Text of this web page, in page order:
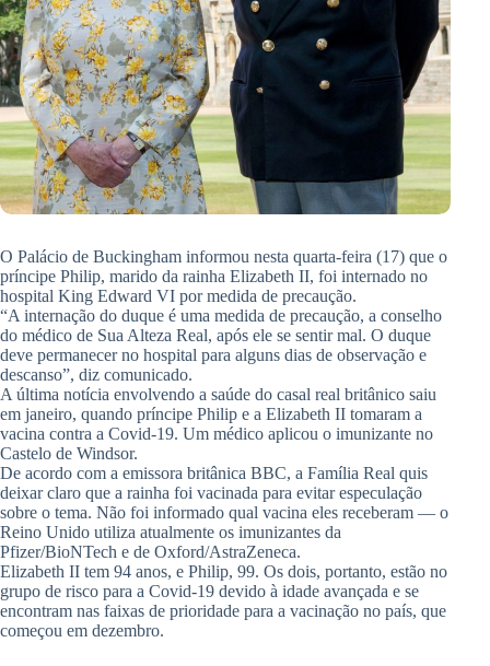
O Palácio de Buckingham informou nesta quarta-feira (17) que o
príncipe Philip, marido da rainha Elizabeth II, foi internado no
hospital King Edward VI por medida de precaução.
“A internação do duque é uma medida de precaução, a conselho
do médico de Sua Alteza Real, após ele se sentir mal. O duque
deve permanecer no hospital para alguns dias de observação e
descanso”, diz comunicado.
A última notícia envolvendo a saúde do casal real britânico saiu
em janeiro, quando príncipe Philip e a Elizabeth II tomaram a
vacina contra a Covid-19. Um médico aplicou o imunizante no
Castelo de Windsor.
De acordo com a emissora britânica BBC, a Família Real quis
deixar claro que a rainha foi vacinada para evitar especulação
sobre o tema. Não foi informado qual vacina eles receberam — o
Reino Unido utiliza atualmente os imunizantes da
Pfizer/BioNTech e de Oxford/AstraZeneca.
Elizabeth II tem 94 anos, e Philip, 99. Os dois, portanto, estão no
grupo de risco para a Covid-19 devido à idade avançada e se
encontram nas faixas de prioridade para a vacinação no país, que
começou em dezembro.